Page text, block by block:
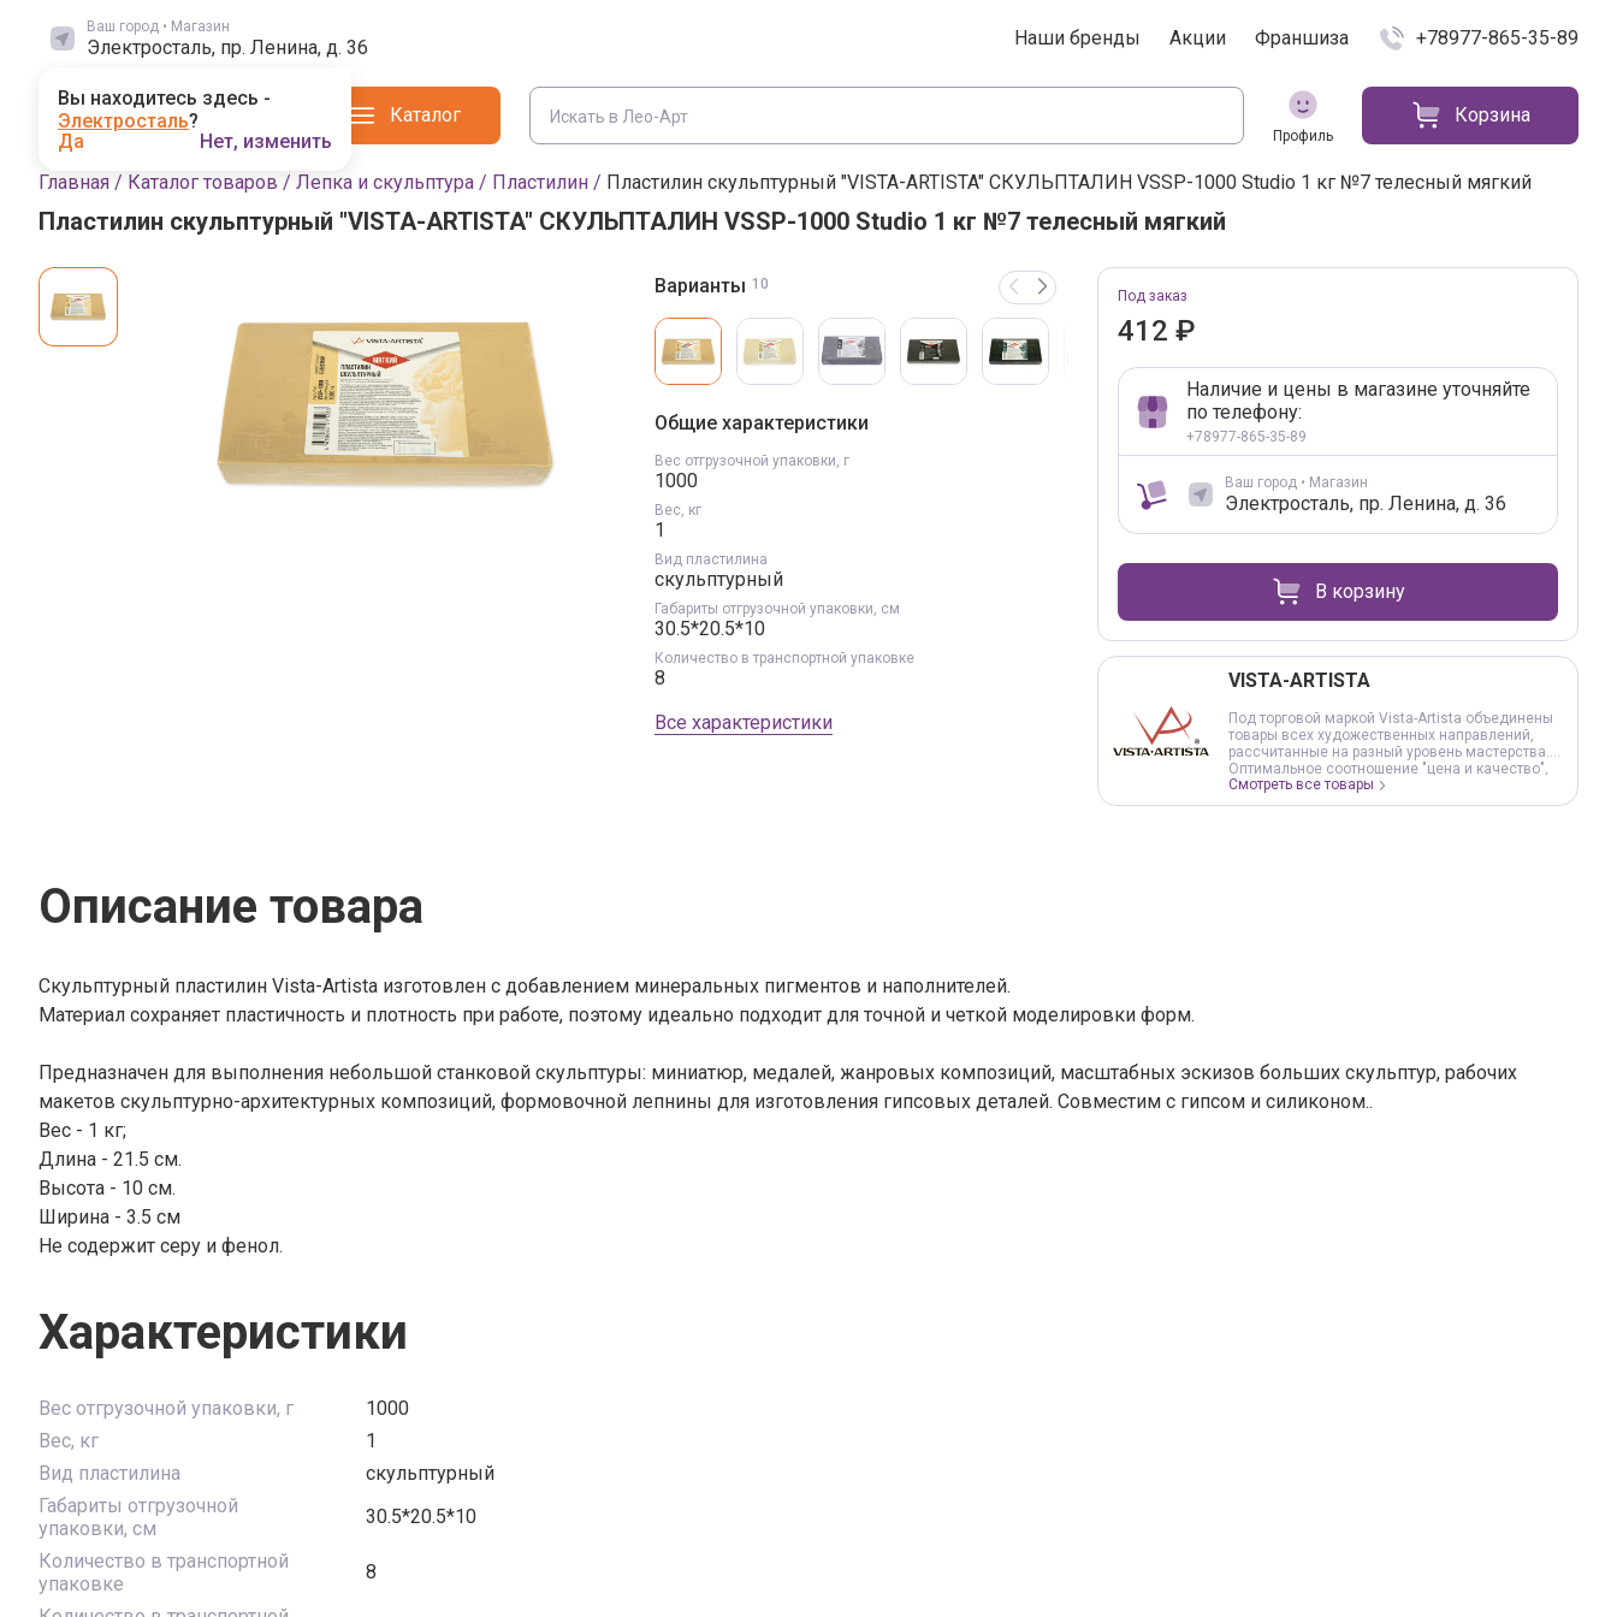
Ваш город • Магазин
Электросталь, пр. Ленина, д. 36
Вы находитесь здесь -
Электросталь?
Да
Нет, изменить
Наши бренды Акции Франшиза +78977-865-35-89
Каталог
Профиль
Корзина
Главная / Каталог товаров / Лепка и скульптура / Пластилин / Пластилин скульптурный "VISTA-ARTISTA" СКУЛЬПТАЛИН VSSP-1000 Studio 1 кг №7 телесный мягкий
Пластилин скульптурный "VISTA-ARTISTA" СКУЛЬПТАЛИН VSSP-1000 Studio 1 кг №7 телесный мягкий
Варианты товара, краткая
Варианты 10
Общие характеристики
Вес отгрузочной упаковки, г
1000
Вес, кг
1
Вид пластилина
скульптурный
Габариты отгрузочной упаковки, см
30.5*20.5*10
Количество в транспортной упаковке
8
Все характеристики
Добавление в корзину
Под заказ
412 ₽
Наличие и цены в магазине уточняйте
по телефону:
+78977-865-35-89
Ваш город • Магазин
Электросталь, пр. Ленина, д. 36
В корзину
VISTA-ARTISTA
Под торговой маркой Vista-Artista объединены
товары всех художественных направлений,
рассчитанные на разный уровень мастерства.
Оптимальное соотношение "цена и качество",
обеспечивают доступность продукции и
предсказуемость результата в работе. Под
Смотреть все товары
Фото товара
Описание товара
Скульптурный пластилин Vista-Artista изготовлен с добавлением минеральных пигментов и наполнителей.
Материал сохраняет пластичность и плотность при работе, поэтому идеально подходит для точной и четкой моделировки форм.
Предназначен для выполнения небольшой станковой скульптуры: миниатюр, медалей, жанровых композиций, масштабных эскизов больших скульптур, рабочих
макетов скульптурно-архитектурных композиций, формовочной лепнины для изготовления гипсовых деталей. Совместим с гипсом и силиконом..
Вес - 1 кг;
Длина - 21.5 см.
Высота - 10 см.
Ширина - 3.5 см
Не содержит серу и фенол.
Характеристики
Вес отгрузочной упаковки, г
1000
Вес, кг
1
Вид пластилина
скульптурный
Габариты отгрузочной
упаковки, см
30.5*20.5*10
Количество в транспортной
упаковке
8
Регистрация
Эл. почта
Пароль
Запомнить меня
Войти
Выбранный магазин влияет на наличие и цены в каталоге
Поиск по городам
Магазинов: 1
Барнаул